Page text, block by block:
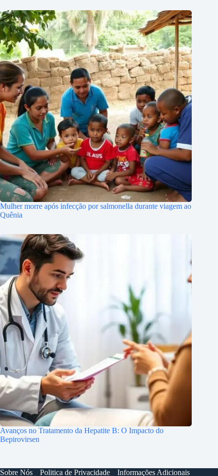
Mulher morre após infecção por salmonella durante viagem ao
Quênia
Avanços no Tratamento da Hepatite B: O Impacto do
Bepirovirsen
Sobre Nós Politica de Privacidade Informações Adicionais